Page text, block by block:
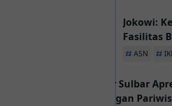
Jokowi:
Fasilitas
ASN
Pj Gubernur Sulbar
Pengembangan